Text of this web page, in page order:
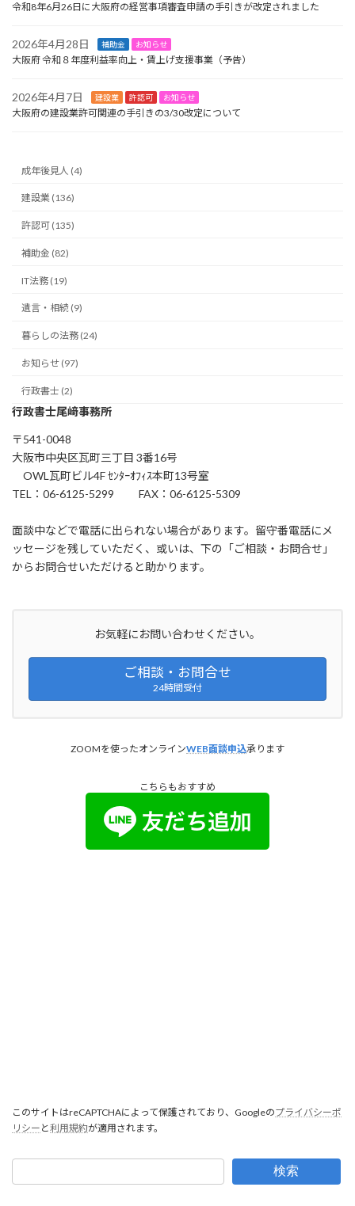
令和8年6月26日に大阪府の経営事項審査申請の手引きが改定されました
2026年4月28日 補助金 お知らせ
大阪府 令和８年度利益率向上・賃上げ支援事業（予告）
2026年4月7日 建設業 許認可 お知らせ
大阪府の建設業許可関連の手引きの3/30改定について
成年後見人 (4)
建設業 (136)
許認可 (135)
補助金 (82)
IT法務 (19)
遺言・相続 (9)
暮らしの法務 (24)
お知らせ (97)
行政書士 (2)
行政書士尾﨑事務所
〒541-0048
大阪市中央区瓦町三丁目 3番16号
OWL瓦町ビル4F ｾﾝﾀｰｵﾌｨｽ本町13号室
TEL：06-6125-5299 FAX：06-6125-5309
面談中などで電話に出られない場合があります。留守番電話にメ
ッセージを残していただく、或いは、下の「ご相談・お問合せ」
からお問合せいただけると助かります。
お気軽にお問い合わせください。
ご相談・お問合せ
24時間受付
ZOOMを使ったオンラインWEB面談申込承ります
こちらもおすすめ
このサイトはreCAPTCHAによって保護されており、Googleのプライバシーポ
リシー と利用規約が適用されます。
検索